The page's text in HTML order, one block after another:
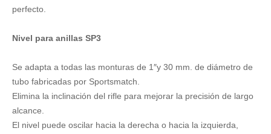
perfecto.
Nivel para anillas SP3
Se adapta a todas las monturas de 1″y 30 mm. de diámetro de
tubo fabricadas por Sportsmatch.
Elimina la inclinación del rifle para mejorar la precisión de largo
alcance.
El nivel puede oscilar hacia la derecha o hacia la izquierda,